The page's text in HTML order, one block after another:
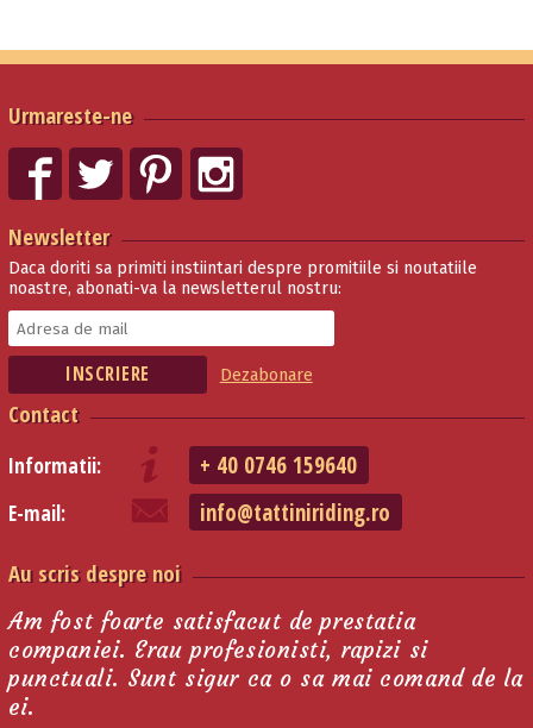
Urmareste-ne
Newsletter
Daca doriti sa primiti instiintari despre promitiile si noutatiile
noastre, abonati-va la newsletterul nostru:
Dezabonare
Contact
Informatii: + 40 0746 159640
E-mail: info@tattiniriding.ro
Au scris despre noi
Am fost foarte satisfacut de prestatia
companiei. Erau profesionisti, rapizi si
punctuali. Sunt sigur ca o sa mai comand de la
ei.